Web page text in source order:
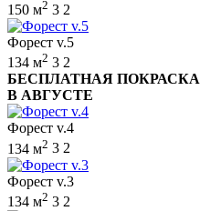
150 м2 3 2
Форест v.5
134 м2 3 2
БЕСПЛАТНАЯ ПОКРАСКА
В АВГУСТЕ
Форест v.4
134 м2 3 2
Форест v.3
134 м2 3 2